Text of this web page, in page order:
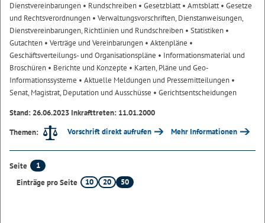
Dienstvereinbarungen • Rundschreiben • Gesetzblatt• Amtsblatt• Gesetze
und Rechtsverordnungen • Verwaltungsvorschriften, Dienstanweisungen,
Dienstvereinbarungen, Richtlinien und Rundschreiben • Statistiken •
Gutachten • Verträge und Vereinbarungen • Aktenpläne •
Geschäftsverteilungs- und Organisationspläne • Informationsmaterial und
Broschüren • Berichte und Konzepte • Karten, Pläne und Geo-
Informationssysteme • Aktuelle Meldungen und Pressemitteilungen •
Senat, Magistrat, Deputation und Ausschüsse • Gerichtsentscheidungen
Stand: 26.06.2023 Inkrafttreten: 11.01.2000
Themen:
Vorschrift direkt aufrufen Mehr Informationen
Seite
1
Einträge pro Seite
10 20 50